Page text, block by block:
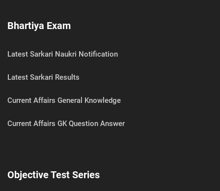
Bhartiya Exam
Latest Sarkari Naukri Notification
Latest Sarkari Results
Current Affairs General Knowledge
Current Affairs GK Question Answer
Objective Test Series